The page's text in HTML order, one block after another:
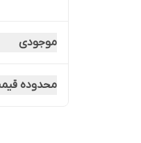
لنزو
موجودی
محدوده